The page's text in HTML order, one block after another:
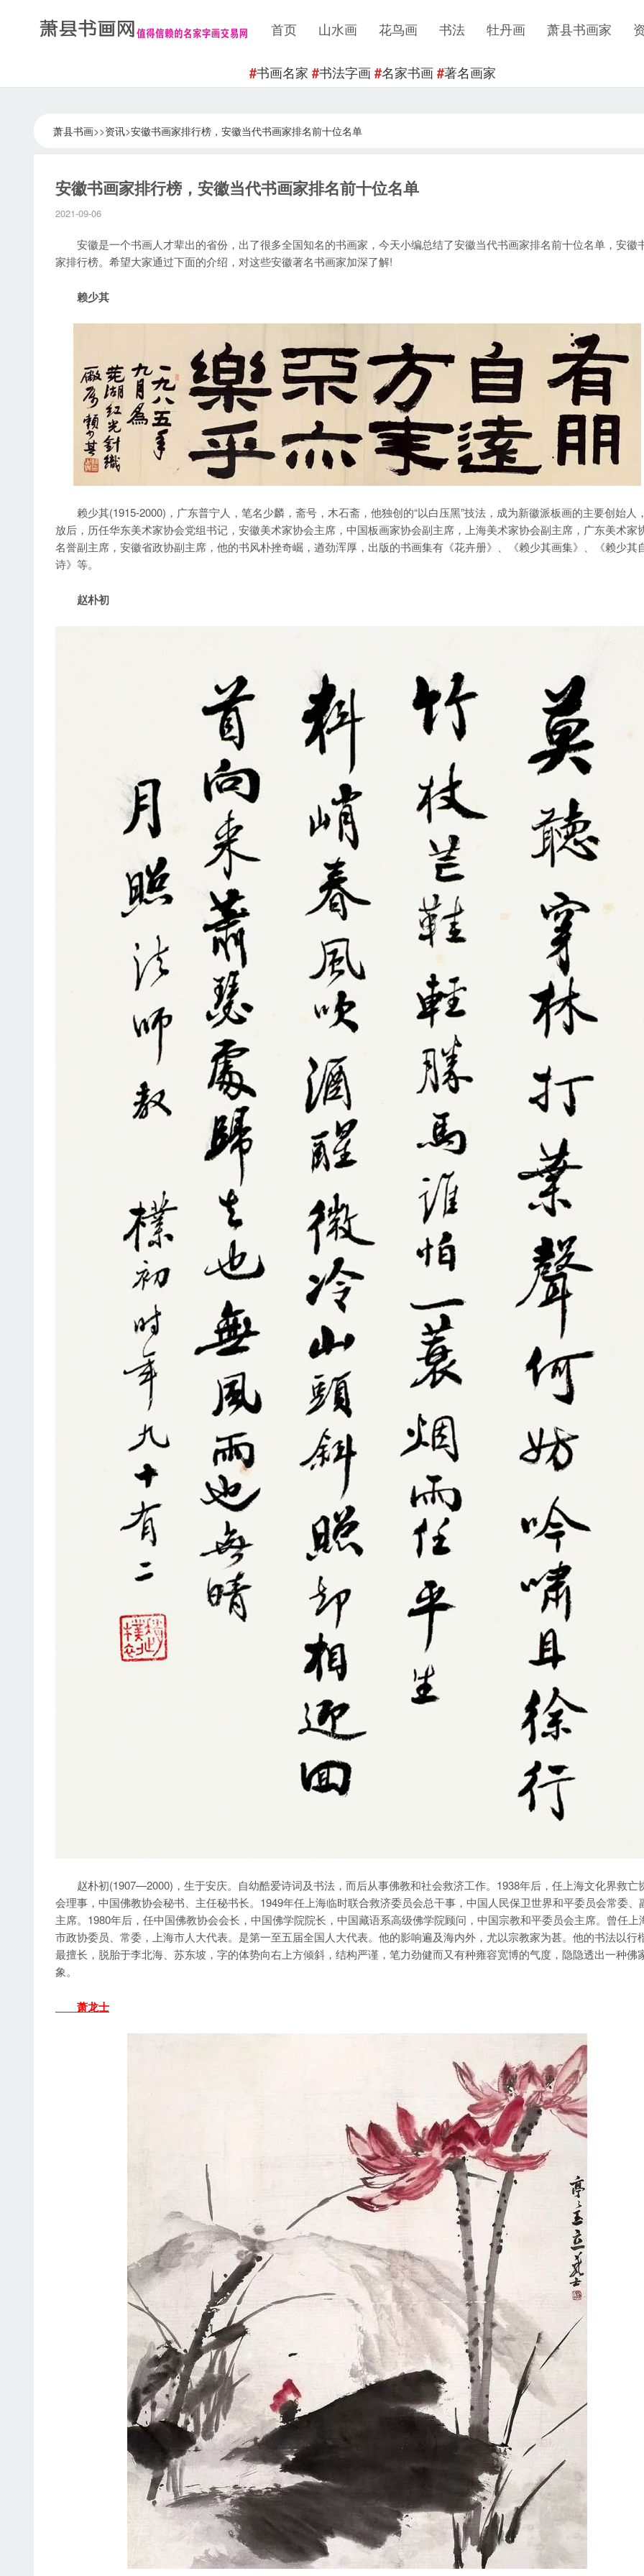
首页 山水画 花鸟画 书法 牡丹画 萧县书画家
#书画名家 #书法字画#名家书画#著名画家
萧县书画>>资讯>安徽书画家排行榜，安徽当代书画家排名前十位名单
安徽书画家排行榜，安徽当代书画家排名前十位名单
2021-09-06
安徽是一个书画人才辈出的省份，出了很多全国知名的书画家，今天小编总结了安徽当代书画家排名前十位名单，安徽
家排行榜。希望大家通过下面的介绍，对这些安徽著名书画家加深了解!
赖少其
赖少其(1915-2000)，广东普宁人，笔名少麟，斋号，木石斋，他独创的“以白压黑”技法，成为新徽派板画的主要创始人
放后，历任华东美术家协会党组书记，安徽美术家协会主席，中国板画家协会副主席，上海美术家协会副主席，广东美术家
名誉副主席，安徽省政协副主席，他的书风朴挫奇崛，遒劲浑厚，出版的书画集有《花卉册》、《赖少其画集》、《赖少其
诗》等。
赵朴初
赵朴初(1907—2000)，生于安庆。自幼酷爱诗词及书法，而后从事佛教和社会救济工作。1938年后，任上海文化界救亡
会理事，中国佛教协会秘书、主任秘书长。1949年任上海临时联合救济委员会总干事，中国人民保卫世界和平委员会常委、
主席。1980年后，任中国佛教协会会长，中国佛学院院长，中国藏语系高级佛学院顾问，中国宗教和平委员会主席。曾任上
市政协委员、常委，上海市人大代表。是第一至五届全国人大代表。他的影响遍及海内外，尤以宗教家为甚。他的书法以行
最擅长，脱胎于李北海、苏东坡，字的体势向右上方倾斜，结构严谨，笔力劲健而又有种雍容宽博的气度，隐隐透出一种佛
象。
萧龙士